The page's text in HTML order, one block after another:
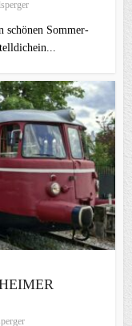
schönen Sommer-